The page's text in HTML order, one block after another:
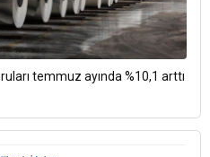
temmuz ayında %10,1 arttı